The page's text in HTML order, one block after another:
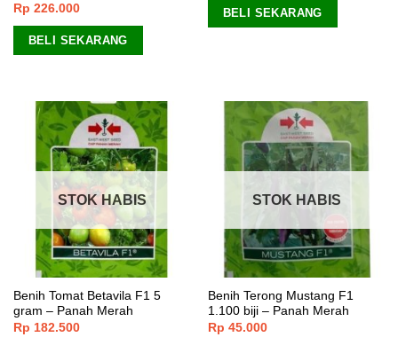
Dinilai
1.00
dari
5
Rp 226.000
BELI SEKARANG
BELI SEKARANG
STOK HABIS
Benih Tomat Betavila F1 5
gram – Panah Merah
Rp 182.500
STOK HABIS
Benih Terong Mustang F1
1.100 biji – Panah Merah
Rp 45.000